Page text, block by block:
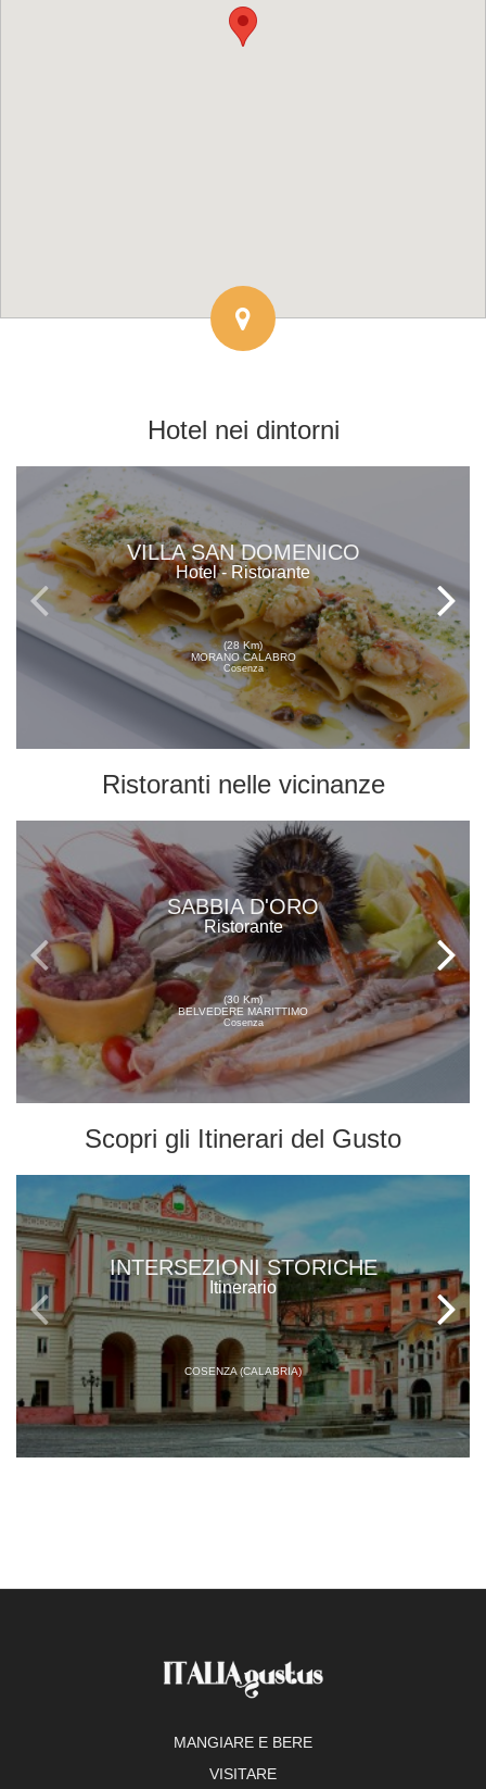
Hotel nei dintorni
VILLA SAN DOMENICO
Hotel - Ristorante
(28 Km)
MORANO CALABRO
Cosenza
Ristoranti nelle vicinanze
SABBIA D'ORO
Ristorante
(30 Km)
BELVEDERE MARITTIMO
Cosenza
Scopri gli Itinerari del Gusto
INTERSEZIONI STORICHE
Itinerario
COSENZA (CALABRIA)
MANGIARE E BERE
VISITARE